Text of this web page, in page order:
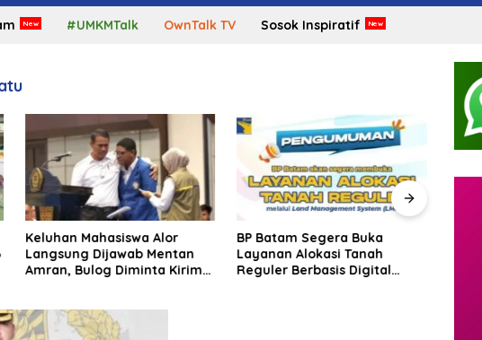
#UMKMTalk OwnTalk TV Sosok Inspiratif
Keluhan Mahasiswa Alor
Langsung Dijawab Mentan
Amran, Bulog Diminta Kirim
BP Batam Segera Buka
Layanan Alokasi Tanah
Reguler Berbasis Digital